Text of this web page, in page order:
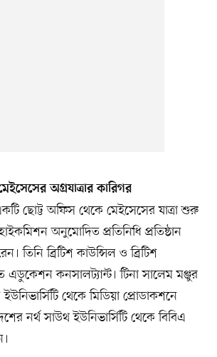
অগ্রযাত্রার কারিগর
ছোট্ট অফিস থেকে মেইসেসের যাত্রা শুরু
অনুমোদিত প্রতিনিধি প্রতিষ্ঠান
তিনি ব্রিটিশ কাউন্সিল ও ব্রিটিশ
এডুকেশন কনসালট্যান্ট। টিনা সালেম মঞ্জুর
থেকে মিডিয়া প্রোডাকশনে
নর্থ সাউথ ইউনিভার্সিটি থেকে বিবিএ